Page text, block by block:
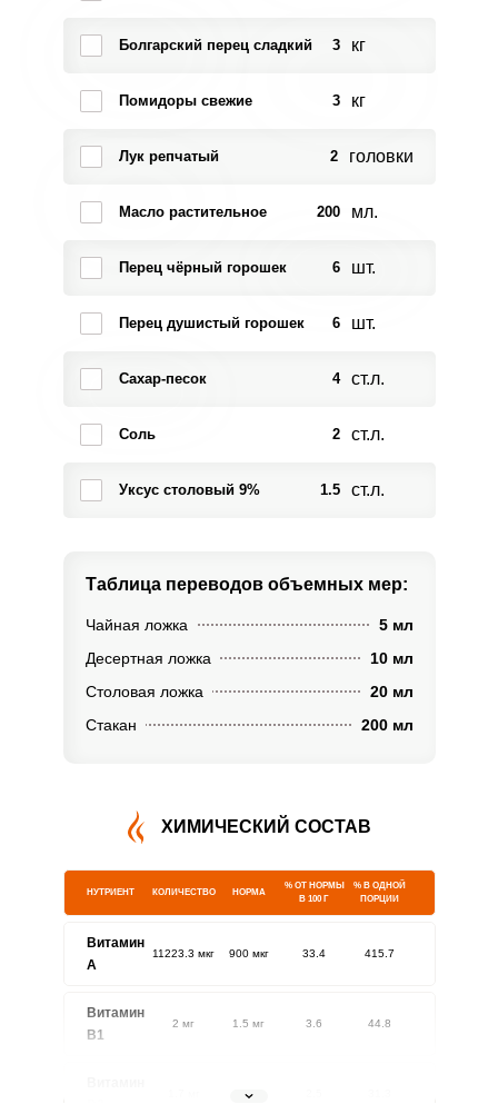
Болгарский перец сладкий 3 кг
Помидоры свежие 3 кг
Лук репчатый 2 головки
Масло растительное 200 мл.
Перец чёрный горошек 6 шт.
Перец душистый горошек 6 шт.
Сахар-песок 4 ст.л.
Соль 2 ст.л.
Уксус столовый 9% 1.5 ст.л.
Таблица переводов объемных мер:
Чайная ложка
5 мл
Десертная ложка
10 мл
Столовая ложка
20 мл
Стакан
200 мл
ХИМИЧЕСКИЙ СОСТАВ
НУТРИЕНТ КОЛИЧЕСТВО НОРМА
% ОТ НОРМЫ
В 100 Г
% В ОДНОЙ
ПОРЦИИ
Витамин
A
11223.3 мкг 900 мкг 33.4 415.7
Витамин
В1
2 мг 1.5 мг 3.6 44.8
1.8 мг